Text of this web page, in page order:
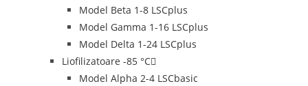
Model Beta 1-8 LSCplus
Model Gamma 1-16 LSCplus
Model Delta 1-24 LSCplus
Liofilizatoare -85 °C
Model Alpha 2-4 LSCbasic